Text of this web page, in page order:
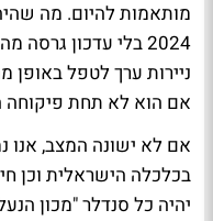
2024 בלי עדכון
ניירות ערך לטפל
אם הוא לא תחת פיקוחה
אם לא ישונה המצב, אנו
בכלכלה הישראלית וכן
יהיה כל סנדלר "מכון